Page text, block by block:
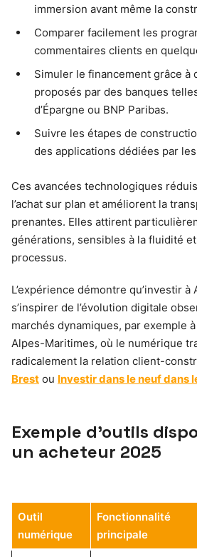
immersion avant même la
Comparer facilement les
commentaires clients en
Simuler le financement grâce à
proposés par des banques
d’Épargne ou BNP Paribas.
Suivre les étapes de
des applications dédiées par
Ces avancées technologiques
l’achat sur plan et améliorent la
prenantes. Elles attirent
générations, sensibles à la fluidité
processus.
L’expérience démontre qu’investir
s’inspirer de l’évolution digitale
marchés dynamiques, par exemple
Alpes-Maritimes, où le numérique
radicalement la relation client-
Brest ou Investir dans le neuf dans
Exemple d’outils
un acheteur 2025
Outil
numérique
Fonctionnalité
principale